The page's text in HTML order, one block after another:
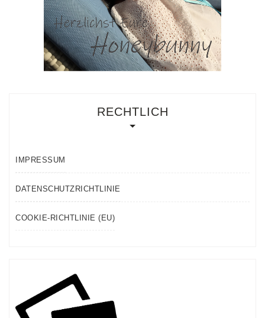
RECHTLICH
IMPRESSUM
DATENSCHUTZRICHTLINIE
COOKIE-RICHTLINIE (EU)